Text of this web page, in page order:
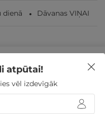
dienā Dāvanas VIŅAI
administrācijas maksas
garantija
atpūtai!
vēl izdevīgāk